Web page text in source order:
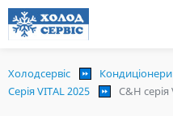
Холодсервіс Кондиціонери
Серія VITAL 2025
C&H cерія